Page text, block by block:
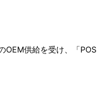
OEM供給を受け、「POS